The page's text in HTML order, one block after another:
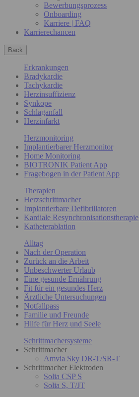
Bewerbungsprozess
Onboarding
Karriere | FAQ
Karrierechancen
Back
Erkrankungen
Bradykardie
Tachykardie
Herzinsuffizienz
Synkope
Schlaganfall
Herzinfarkt
Herzmonitoring
Implantierbarer Herzmonitor
Home Monitoring
BIOTRONIK Patient App
Fragebogen in der Patient App
Therapien
Herzschrittmacher
Implantierbare Defibrillatoren
Kardiale Resynchronisationstherapie
Katheterablation
Alltag
Nach der Operation
Zurück an die Arbeit
Unbeschwerter Urlaub
Eine gesunde Ernährung
Fit für ein gesundes Herz
Ärztliche Untersuchungen
Notfallpass
Familie und Freunde
Hilfe für Herz und Seele
Schrittmachersysteme
Schrittmacher
Amvia Sky DR-T/SR-T
Schrittmacher Elektroden
Solia CSP S
Solia S, T/JT